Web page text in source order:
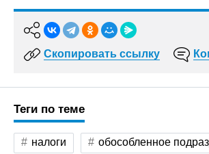
Скопировать ссылку
Теги по теме
налоги обособленное